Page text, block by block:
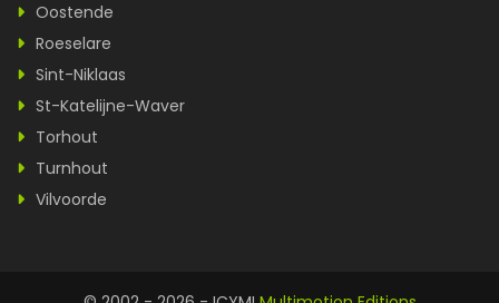
Oostende
Roeselare
Sint-Niklaas
St-Katelijne-Waver
Torhout
Turnhout
Vilvoorde